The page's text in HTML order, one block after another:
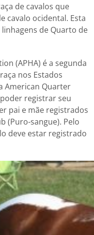
de cavalos que
cavalo ocidental. Esta
de Quarto de
(APHA) é a segunda
nos Estados
American Quarter
registrar seu
pai e mãe registrados
(Puro-sangue). Pelo
deve estar registrado